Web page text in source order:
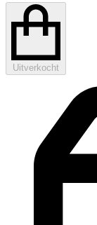
Uitverkocht